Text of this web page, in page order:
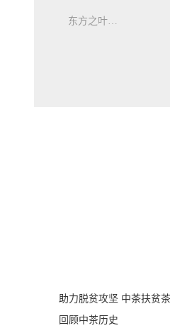
东方之叶…
助力脱贫攻坚 中茶扶贫
回顾中茶历史